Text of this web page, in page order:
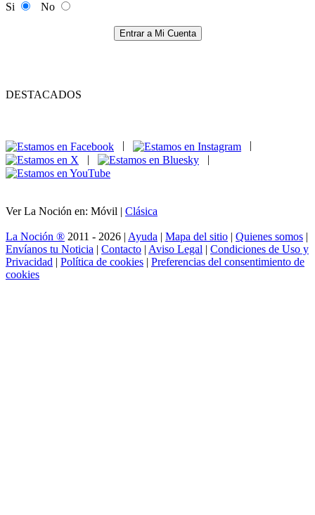
Si
No
Entrar a Mi Cuenta
DESTACADOS
|
|
Ver La Noción en: Móvil | Clásica
La Noción ® 2011 - 2026 | Ayuda | Mapa del sitio | Quienes somos |
Envíanos tu Noticia | Contacto | Aviso Legal | Condiciones de Uso y
Privacidad | Política de cookies | Preferencias del consentimiento de
cookies